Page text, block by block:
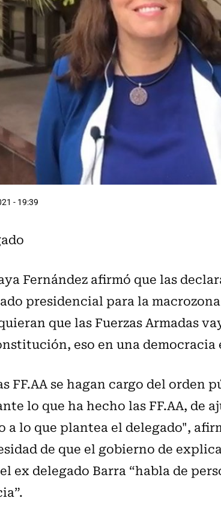
- 19:39
Fernández afirmó que las
presidencial para la
que las Fuerzas Armadas
eso en una democracia
FF.AA se hagan cargo del orden
lo que ha hecho las FF.AA, de
a lo que plantea el delegado",
de que el gobierno de
ex delegado Barra “habla de